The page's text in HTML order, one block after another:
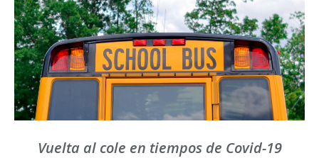
Vuelta al cole en tiempos de Covid-19